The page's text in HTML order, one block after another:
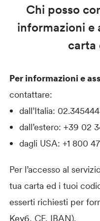
Chi posso
informazioni e
carta
Per informazioni e
contattare:
dall’Italia:
dall’estero: +39 02
dagli USA: +1 800
Per l’accesso al
tua carta ed i tuoi
esserti richiesti per
Key6, CF, IBAN).